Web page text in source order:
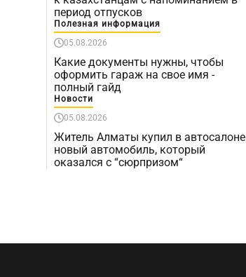
период отпусков
Полезная информация
05.08.2026
Какие документы нужны, чтобы
оформить гараж на свое имя -
полный гайд
Новости
05.08.2026
Житель Алматы купил в автосалоне
новый автомобиль, который
оказался с “сюрпризом“